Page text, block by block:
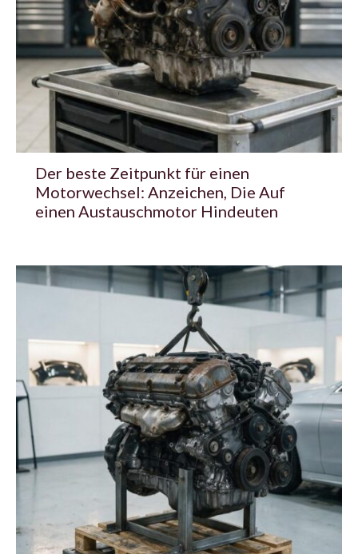
Der beste Zeitpunkt für einen
Motorwechsel: Anzeichen, Die Auf
einen Austauschmotor Hindeuten